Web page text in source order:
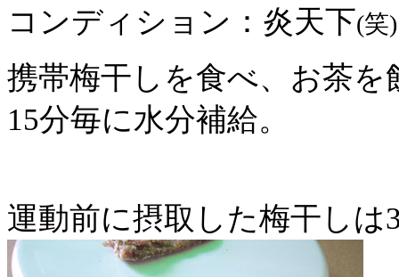
コンディション：炎天下(
携帯梅干しを食べ、お茶
15分毎に水分補給。
運動前に摂取した梅干しは